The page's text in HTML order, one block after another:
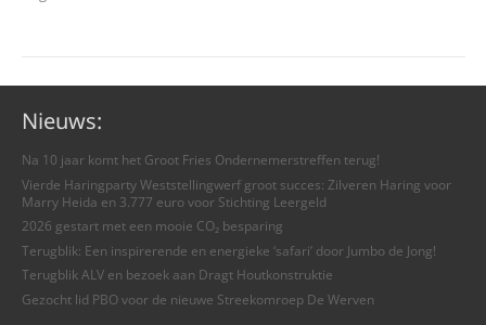
Nieuws:
Na 10 jaar komt het Groot Fries Ondernemerstreffen terug!
Vierde Haringparty Weststellingwerf groot succes: Zilveren Haring voor
Marry Heida en 3.777 euro voor Stichting Leergeld
2026 gestart met een mooie CO₂ besparing
Terugblik: Een inspirerende en energieke ‘safari’ door Jumbo de Jong!
Terugblik ALV en bezoek aan Dragt Houtkonstruktie
Gezocht lid PBO voor de nieuwe Streekomroep De Werven